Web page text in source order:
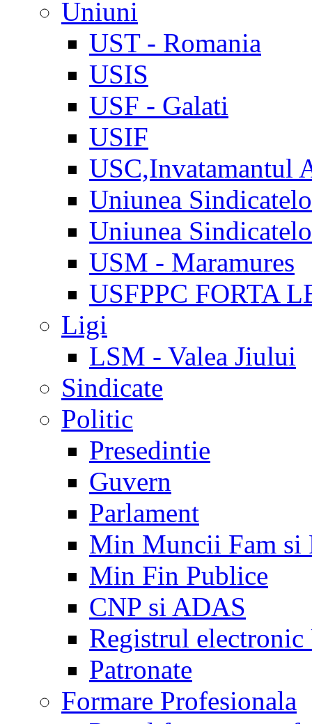
Uniuni
UST - Romania
USIS
USF - Galati
USIF
USC,Invatamantul
Uniunea
Uniunea
USM - Maramures
USFPPC FORTA
Ligi
LSM - Valea Jiului
Sindicate
Politic
Presedintie
Guvern
Parlament
Min Muncii Fam si
Min Fin Publice
CNP si ADAS
Registrul electronic
Patronate
Formare Profesionala